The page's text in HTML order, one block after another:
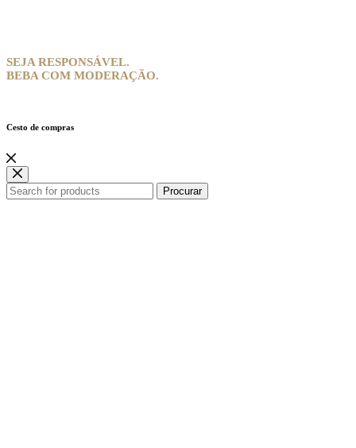
SEJA RESPONSÁVEL.
BEBA COM MODERAÇÃO.
Cesto de compras
Procurar